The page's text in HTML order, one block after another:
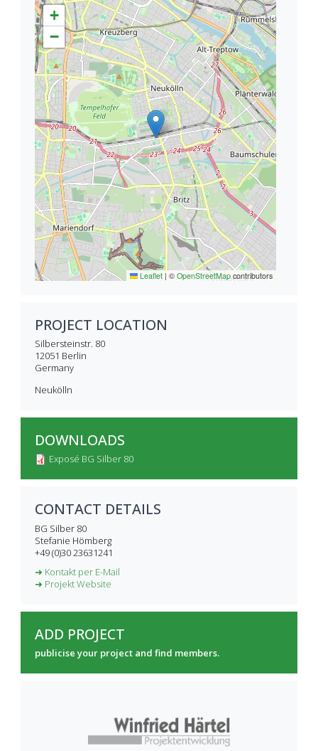
+
−
Leaflet | © OpenStreetMap contributors
PROJECT LOCATION
Silbersteinstr. 80
12051 Berlin
Germany
Neukölln
DOWNLOADS
Exposé BG Silber 80
CONTACT DETAILS
BG Silber 80
Stefanie Hömberg
+49 (0)30 23631241
➜ Kontakt per E-Mail
➜ Projekt Website
ADD PROJECT
publicise your project and find members.